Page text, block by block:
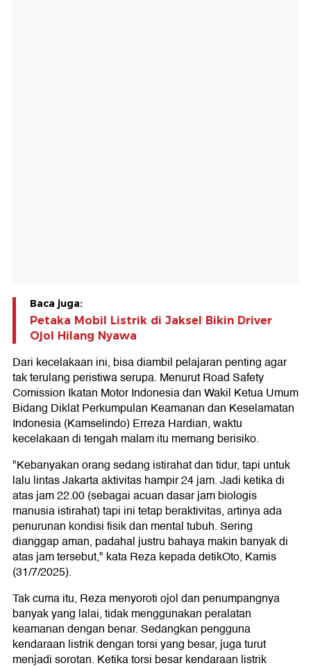
Baca juga:
Petaka Mobil Listrik di Jaksel Bikin Driver
Ojol Hilang Nyawa
Dari kecelakaan ini, bisa diambil pelajaran penting agar
tak terulang peristiwa serupa. Menurut Road Safety
Comission Ikatan Motor Indonesia dan Wakil Ketua Umum
Bidang Diklat Perkumpulan Keamanan dan Keselamatan
Indonesia (Kamselindo) Erreza Hardian, waktu
kecelakaan di tengah malam itu memang berisiko.
"Kebanyakan orang sedang istirahat dan tidur, tapi untuk
lalu lintas Jakarta aktivitas hampir 24 jam. Jadi ketika di
atas jam 22.00 (sebagai acuan dasar jam biologis
manusia istirahat) tapi ini tetap beraktivitas, artinya ada
penurunan kondisi fisik dan mental tubuh. Sering
dianggap aman, padahal justru bahaya makin banyak di
atas jam tersebut," kata Reza kepada detikOto, Kamis
(31/7/2025).
Tak cuma itu, Reza menyoroti ojol dan penumpangnya
banyak yang lalai, tidak menggunakan peralatan
keamanan dengan benar. Sedangkan pengguna
kendaraan listrik dengan torsi yang besar, juga turut
menjadi sorotan. Ketika torsi besar kendaraan listrik